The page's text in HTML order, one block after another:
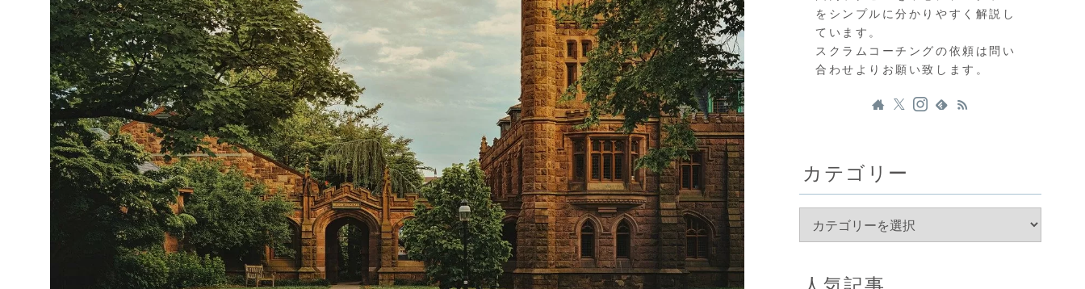
をシンプルに分かりやすく解説し
ています。
スクラムコーチングの依頼は問い
合わせよりお願い致します。
カテゴリー